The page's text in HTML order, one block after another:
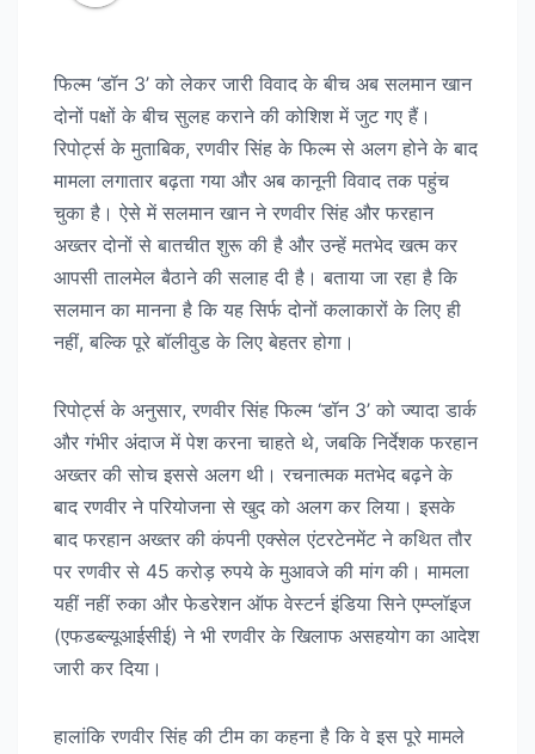
फिल्म ‘डॉन 3’ को लेकर जारी विवाद के बीच अब सलमान खान
दोनों पक्षों के बीच सुलह कराने की कोशिश में जुट गए हैं।
रिपोर्ट्स के मुताबिक, रणवीर सिंह के फिल्म से अलग होने के बाद
मामला लगातार बढ़ता गया और अब कानूनी विवाद तक पहुंच
चुका है। ऐसे में सलमान खान ने रणवीर सिंह और फरहान
अख्तर दोनों से बातचीत शुरू की है और उन्हें मतभेद खत्म कर
आपसी तालमेल बैठाने की सलाह दी है। बताया जा रहा है कि
सलमान का मानना है कि यह सिर्फ दोनों कलाकारों के लिए ही
नहीं, बल्कि पूरे बॉलीवुड के लिए बेहतर होगा।
रिपोर्ट्स के अनुसार, रणवीर सिंह फिल्म ‘डॉन 3’ को ज्यादा डार्क
और गंभीर अंदाज में पेश करना चाहते थे, जबकि निर्देशक फरहान
अख्तर की सोच इससे अलग थी। रचनात्मक मतभेद बढ़ने के
बाद रणवीर ने परियोजना से खुद को अलग कर लिया। इसके
बाद फरहान अख्तर की कंपनी एक्सेल एंटरटेनमेंट ने कथित तौर
पर रणवीर से 45 करोड़ रुपये के मुआवजे की मांग की। मामला
यहीं नहीं रुका और फेडरेशन ऑफ वेस्टर्न इंडिया सिने एम्प्लॉइज
(एफडब्ल्यूआईसीई) ने भी रणवीर के खिलाफ असहयोग का आदेश
जारी कर दिया।
हालांकि रणवीर सिंह की टीम का कहना है कि वे इस पूरे मामले